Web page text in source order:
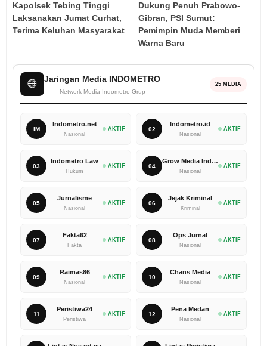
Kapolsek Tebing Tinggi
Laksanakan Jumat Curhat,
Terima Keluhan Masyarakat
Dukung Penuh Prabowo-
Gibran, PSI Sumut:
Pemimpin Muda Memberi
Warna Baru
🌐 Jaringan Media INDOMETRO
Network Media Indometro Grup
25 MEDIA
IM
Indometro.net
Nasional
AKTIF 02
Indometro.id
Nasional
AKTIF
03
Indometro Law
Hukum
AKTIF 04
Grow Media Indonesia
Nasional
AKTIF
05
Jurnalisme
Nasional
AKTIF 06
Jejak Kriminal
Kriminal
AKTIF
07
Fakta62
Fakta
AKTIF 08
Ops Jurnal
Nasional
AKTIF
09
Raimas86
Nasional
AKTIF 10
Chans Media
Nasional
AKTIF
11
Peristiwa24
Peristiwa
AKTIF 12
Pena Medan
Nasional
AKTIF